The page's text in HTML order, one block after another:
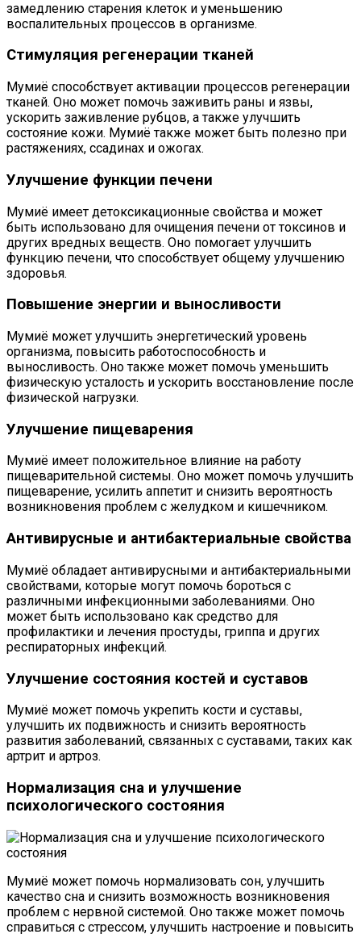
замедлению старения клеток и уменьшению
воспалительных процессов в организме.
Стимуляция регенерации тканей
Мумиё способствует активации процессов регенерации
тканей. Оно может помочь заживить раны и язвы,
ускорить заживление рубцов, а также улучшить
состояние кожи. Мумиё также может быть полезно при
растяжениях, ссадинах и ожогах.
Улучшение функции печени
Мумиё имеет детоксикационные свойства и может
быть использовано для очищения печени от токсинов и
других вредных веществ. Оно помогает улучшить
функцию печени, что способствует общему улучшению
здоровья.
Повышение энергии и выносливости
Мумиё может улучшить энергетический уровень
организма, повысить работоспособность и
выносливость. Оно также может помочь уменьшить
физическую усталость и ускорить восстановление после
физической нагрузки.
Улучшение пищеварения
Мумиё имеет положительное влияние на работу
пищеварительной системы. Оно может помочь улучшить
пищеварение, усилить аппетит и снизить вероятность
возникновения проблем с желудком и кишечником.
Антивирусные и антибактериальные свойства
Мумиё обладает антивирусными и антибактериальными
свойствами, которые могут помочь бороться с
различными инфекционными заболеваниями. Оно
может быть использовано как средство для
профилактики и лечения простуды, гриппа и других
респираторных инфекций.
Улучшение состояния костей и суставов
Мумиё может помочь укрепить кости и суставы,
улучшить их подвижность и снизить вероятность
развития заболеваний, связанных с суставами, таких как
артрит и артроз.
Нормализация сна и улучшение
психологического состояния
Мумиё может помочь нормализовать сон, улучшить
качество сна и снизить возможность возникновения
проблем с нервной системой. Оно также может помочь
справиться с стрессом, улучшить настроение и повысить